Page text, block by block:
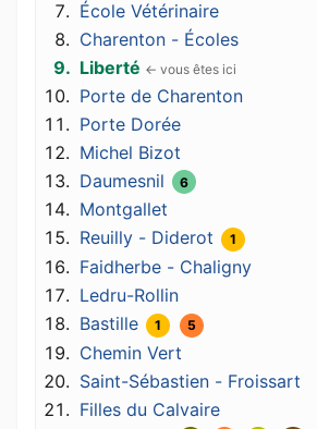
École Vétérinaire
Charenton - Écoles
Liberté
Porte de Charenton
Porte Dorée
Michel Bizot
Daumesnil
6
Montgallet
Reuilly - Diderot
1
Faidherbe - Chaligny
Ledru-Rollin
Bastille
1 5
Chemin Vert
Saint-Sébastien - Froissart
Filles du Calvaire